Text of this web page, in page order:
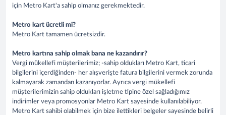
için Metro Kart'a sahip olmanız gerekmektedir.
Metro kart ücretli mi?
Metro Kart tamamen ücretsizdir.
Metro kartına sahip olmak bana ne kazandırır?
Vergi mükellefi müşterilerimiz; -sahip oldukları Metro Kart, ticari
bilgilerini içerdiğinden- her alışverişte fatura bilgilerini vermek zorunda
kalmayarak zamandan kazanıyorlar. Ayrıca vergi mükellefi
müşterilerimizin sahip oldukları işletme tipine özel sağladığımız
indirimler veya promosyonlar Metro Kart sayesinde kullanılabiliyor.
Metro Kart sahibi olabilmek için bize ilettikleri belgeler sayesinde belirli